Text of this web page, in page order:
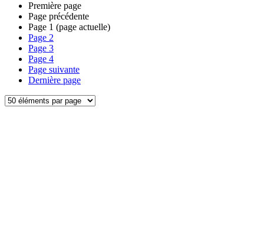
Première page
Page précédente
Page 1 (page actuelle)
Page 2
Page 3
Page 4
Page suivante
Dernière page